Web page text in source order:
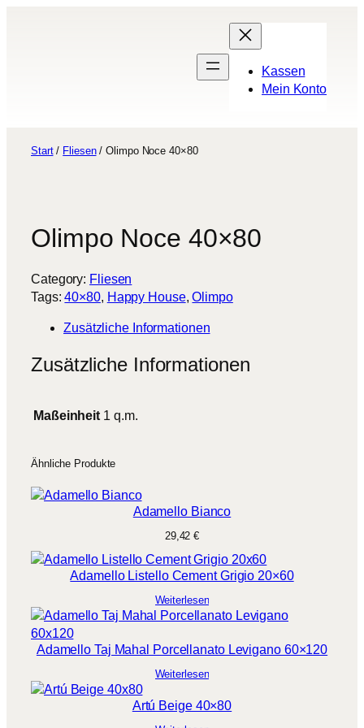
Kassen
Mein Konto
Start/ Fliesen/ Olimpo Noce 40×80
Olimpo Noce 40×80
Category: Fliesen
Tags:40×80, Happy House, Olimpo
Zusätzliche Informationen
Zusätzliche Informationen
Maßeinheit 1 q.m.
Ähnliche Produkte
Adamello Bianco
29,42€
Adamello Listello Cement Grigio 20×60
Weiterlesen
Adamello Taj Mahal Porcellanato Levigano 60×120
Weiterlesen
Artú Beige 40×80